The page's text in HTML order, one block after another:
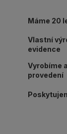
Máme 20
Vlastní
evidence
Vyrobíme
provedení